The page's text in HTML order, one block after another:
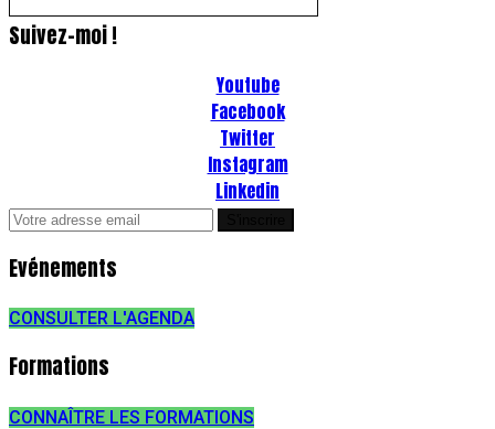
Suivez-moi !
Youtube
Facebook
Twitter
Instagram
Linkedin
Evénements
CONSULTER L'AGENDA
Formations
CONNAÎTRE LES FORMATIONS